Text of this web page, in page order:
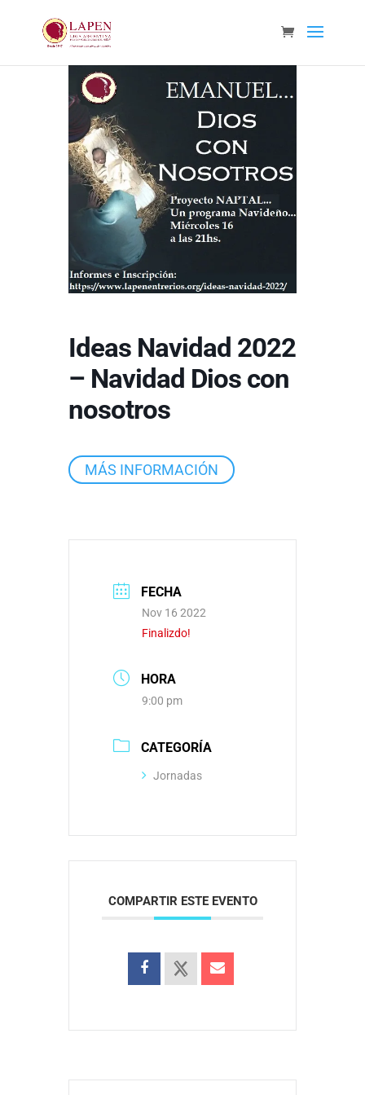
Ideas Navidad 2022
– Navidad Dios con
nosotros
MÁS INFORMACIÓN
FECHA
Nov 16 2022
Finalizdo!
HORA
9:00 pm
CATEGORÍA
Jornadas
COMPARTIR ESTE EVENTO